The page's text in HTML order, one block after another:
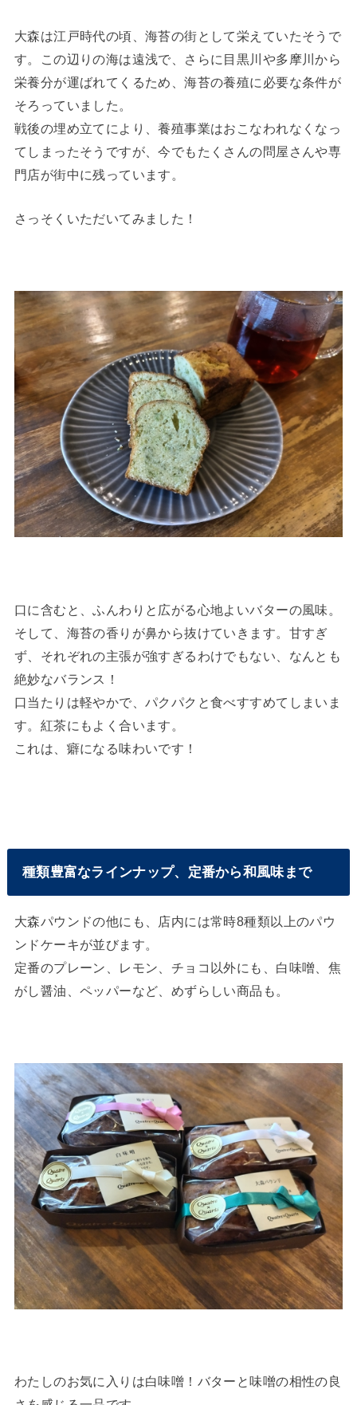
大森は江戸時代の頃、海苔の街として栄えていたそうで
す。この辺りの海は遠浅で、さらに目黒川や多摩川から
栄養分が運ばれてくるため、海苔の養殖に必要な条件が
そろっていました。
戦後の埋め立てにより、養殖事業はおこなわれなくなっ
てしまったそうですが、今でもたくさんの問屋さんや専
門店が街中に残っています。
さっそくいただいてみました！
口に含むと、ふんわりと広がる心地よいバターの風味。
そして、海苔の香りが鼻から抜けていきます。甘すぎ
ず、それぞれの主張が強すぎるわけでもない、なんとも
絶妙なバランス！
口当たりは軽やかで、パクパクと食べすすめてしまいま
す。紅茶にもよく合います。
これは、癖になる味わいです！
種類豊富なラインナップ、定番から和風味まで
大森パウンドの他にも、店内には常時8種類以上のパウ
ンドケーキが並びます。
定番のプレーン、レモン、チョコ以外にも、白味噌、焦
がし醤油、ペッパーなど、めずらしい商品も。
わたしのお気に入りは白味噌！バターと味噌の相性の良